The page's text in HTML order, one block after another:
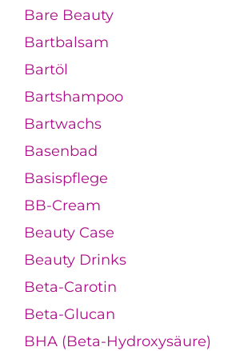
Bare Beauty
Bartbalsam
Bartöl
Bartshampoo
Bartwachs
Basenbad
Basispflege
BB-Cream
Beauty Case
Beauty Drinks
Beta-Carotin
Beta-Glucan
BHA (Beta-Hydroxysäure)